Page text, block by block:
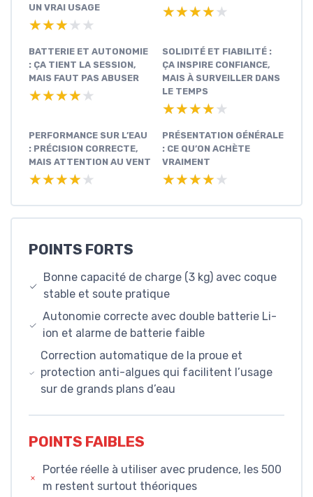
UN VRAI USAGE
★★★★★
★★★★★
★★★★★
★★★★★
BATTERIE ET AUTONOMIE
: ÇA TIENT LA SESSION,
MAIS FAUT PAS ABUSER
★★★★★
★★★★★
SOLIDITÉ ET FIABILITÉ :
ÇA INSPIRE CONFIANCE,
MAIS À SURVEILLER DANS
LE TEMPS
★★★★★
★★★★★
PERFORMANCE SUR L’EAU
: PRÉCISION CORRECTE,
MAIS ATTENTION AU VENT
★★★★★
★★★★★
PRÉSENTATION GÉNÉRALE
: CE QU’ON ACHÈTE
VRAIMENT
★★★★★
★★★★★
POINTS FORTS
Bonne capacité de charge (3 kg) avec coque
stable et soute pratique
Autonomie correcte avec double batterie Li-
ion et alarme de batterie faible
Correction automatique de la proue et
protection anti-algues qui facilitent l’usage
sur de grands plans d’eau
POINTS FAIBLES
Portée réelle à utiliser avec prudence, les 500
m restent surtout théoriques